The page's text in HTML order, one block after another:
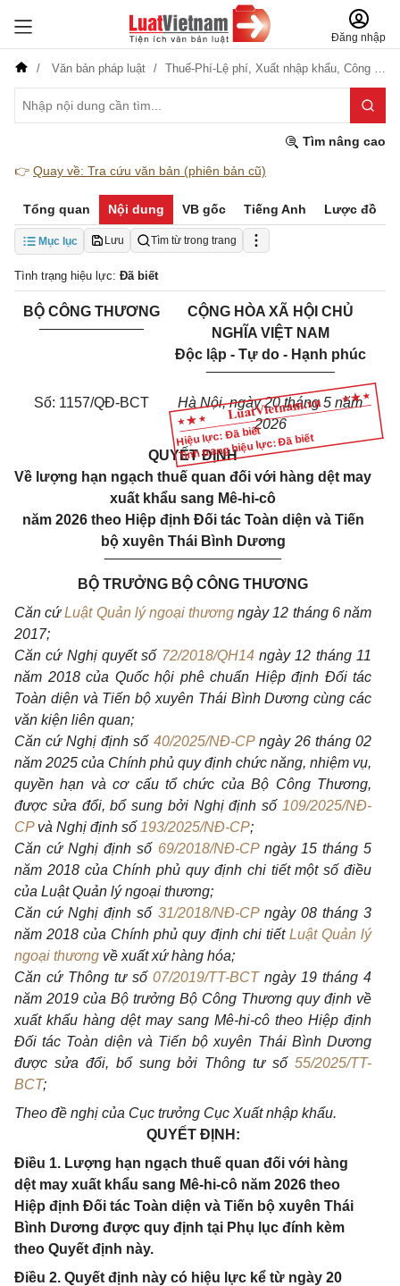
Đăng nhập
Văn bản pháp luật Thuế-Phí-Lệ phí, Xuất nhập khẩu, Công nghiệp
Tìm nâng cao
👉 Quay về: Tra cứu văn bản (phiên bản cũ)
Tổng quan Nội dung VB gốc Tiếng Anh Lược đồ
Mục lục Lưu Tìm từ trong trang
Tình trạng hiệu lực: Đã biết
Hiệu lực: Đã biết
Tình trạng hiệu lực: Đã biết
BỘ CÔNG THƯƠNG
_____________
CỘNG HÒA XÃ HỘI CHỦ
NGHĨA VIỆT NAM
Độc lập - Tự do - Hạnh phúc
________________
Số: 1157/QĐ-BCT
Hà Nội, ngày 20 tháng 5 năm
2026
QUYẾT ĐỊNH
Về lượng hạn ngạch thuế quan đối với hàng dệt may
xuất khẩu sang Mê-hi-cô
năm 2026 theo Hiệp định Đối tác Toàn diện và Tiến
bộ xuyên Thái Bình Dương
______________________
BỘ TRƯỞNG BỘ CÔNG THƯƠNG
Căn cứLuật Quản lý ngoại thươngngày 12 tháng 6 năm
2017;
Căn cứ Nghị quyết số 72/2018/QH14ngày 12 tháng 11
năm 2018 của Quốc hội phê chuẩn Hiệp định Đối tác
Toàn diện và Tiến bộ xuyên Thái Bình Dương cùng các
văn kiện liên quan;
Căn cứ Nghị định số 40/2025/NĐ-CPngày 26 tháng 02
năm 2025 của Chính phủ quy định chức năng, nhiệm vụ,
quyền hạn và cơ cấu tổ chức của Bộ Công Thương,
được sửa đổi, bổ sung bởi Nghị định số 109/2025/NĐ-
CPvà Nghị định số 193/2025/NĐ-CP;
Căn cứ Nghị định số 69/2018/NĐ-CPngày 15 tháng 5
năm 2018 của Chính phủ quy định chi tiết một số điều
của Luật Quản lý ngoại thương;
Căn cứ Nghị định số 31/2018/NĐ-CPngày 08 tháng 3
năm 2018 của Chính phủ quy định chi tiết Luật Quản lý
ngoại thương về xuất xứ hàng hóa;
Căn cứ Thông tư số 07/2019/TT-BCTngày 19 tháng 4
năm 2019 của Bộ trưởng Bộ Công Thương quy định về
xuất khẩu hàng dệt may sang Mê-hi-cô theo Hiệp định
Đối tác Toàn diện và Tiến bộ xuyên Thái Bình Dương
được sửa đổi, bổ sung bởi Thông tư số 55/2025/TT-
BCT;
Theo đề nghị của Cục trưởng Cục Xuất nhập khẩu.
QUYẾT ĐỊNH:
Điều 1. Lượng hạn ngạch thuế quan đối với hàng
dệt may xuất khẩu sang Mê-hi-cô năm 2026 theo
Hiệp định Đối tác Toàn diện và Tiến bộ xuyên Thái
Bình Dương được quy định tại Phụ lục đính kèm
theo Quyết định này.
Điều 2. Quyết định này có hiệu lực kể từ ngày 20